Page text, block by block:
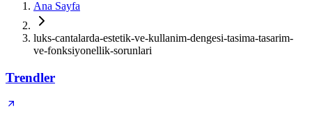
Ana Sayfa
luks-cantalarda-estetik-ve-kullanim-dengesi-tasima-tasarim-
ve-fonksiyonellik-sorunlari
Trendler